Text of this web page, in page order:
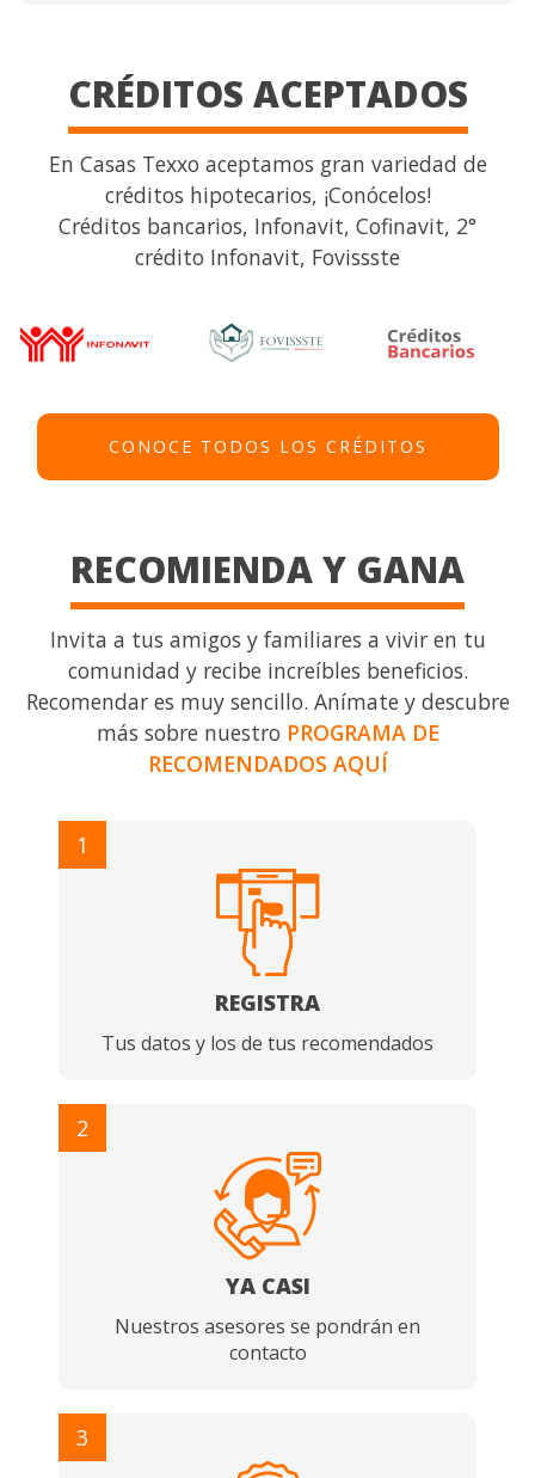
CRÉDITOS ACEPTADOS
En Casas Texxo aceptamos gran variedad de
créditos hipotecarios, ¡Conócelos!
Créditos bancarios, Infonavit, Cofinavit, 2°
crédito Infonavit, Fovissste
CONOCE TODOS LOS CRÉDITOS
RECOMIENDA Y GANA
Invita a tus amigos y familiares a vivir en tu
comunidad y recibe increíbles beneficios.
Recomendar es muy sencillo. Anímate y descubre
más sobre nuestro PROGRAMA DE
RECOMENDADOS AQUÍ
1
REGISTRA
Tus datos y los de tus recomendados
2
YA CASI
Nuestros asesores se pondrán en
contacto
3